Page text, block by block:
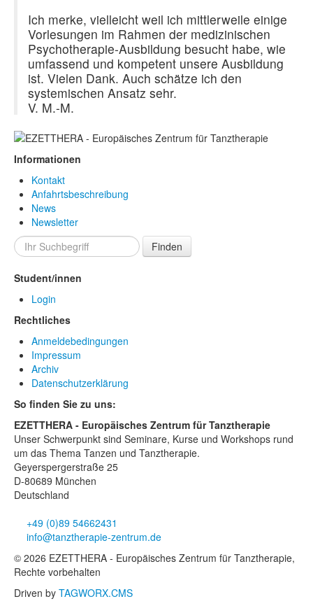
Ich merke, vielleicht weil ich mittlerweile einige
Vorlesungen im Rahmen der medizinischen
Psychotherapie-Ausbildung besucht habe, wie
umfassend und kompetent unsere Ausbildung
ist. Vielen Dank. Auch schätze ich den
systemischen Ansatz sehr.
V. M.-M.
Informationen
Kontakt
Anfahrtsbeschreibung
News
Newsletter
Finden
Student/innen
Login
Rechtliches
Anmeldebedingungen
Impressum
Archiv
Datenschutzerklärung
So finden Sie zu uns:
EZETTHERA - Europäisches Zentrum für Tanztherapie
Unser Schwerpunkt sind Seminare, Kurse und Workshops rund
um das Thema Tanzen und Tanztherapie.
Geyerspergerstraße 25
D-80689 München
Deutschland
+49 (0)89 54662431
info@tanztherapie-zentrum.de
© 2026 EZETTHERA - Europäisches Zentrum für Tanztherapie,
Rechte vorbehalten
Driven by TAGWORX.CMS